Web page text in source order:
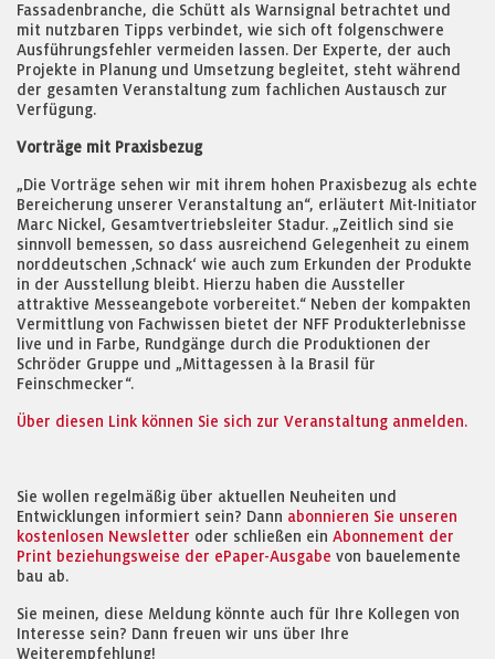
Fassadenbranche, die Schütt als Warnsignal betrachtet und
mit nutzbaren Tipps verbindet, wie sich oft folgenschwere
Ausführungsfehler vermeiden lassen. Der Experte, der auch
Projekte in Planung und Umsetzung begleitet, steht während
der gesamten Veranstaltung zum fachlichen Austausch zur
Verfügung.
Vorträge mit Praxisbezug
„Die Vorträge sehen wir mit ihrem hohen Praxisbezug als echte
Bereicherung unserer Veranstaltung an“, erläutert Mit-Initiator
Marc Nickel, Gesamtvertriebsleiter Stadur. „Zeitlich sind sie
sinnvoll bemessen, so dass ausreichend Gelegenheit zu einem
norddeutschen ‚Schnack‘ wie auch zum Erkunden der Produkte
in der Ausstellung bleibt. Hierzu haben die Aussteller
attraktive Messeangebote vorbereitet.“ Neben der kompakten
Vermittlung von Fachwissen bietet der NFF Produkterlebnisse
live und in Farbe, Rundgänge durch die Produktionen der
Schröder Gruppe und „Mittagessen à la Brasil für
Feinschmecker“.
Über diesen Link können Sie sich zur Veranstaltung anmelden.
Sie wollen regelmäßig über aktuellen Neuheiten und
Entwicklungen informiert sein? Dann abonnieren Sie unseren
kostenlosen Newsletter oder schließen ein Abonnement der
Print beziehungsweise der ePaper-Ausgabe von bauelemente
bau ab.
Sie meinen, diese Meldung könnte auch für Ihre Kollegen von
Interesse sein? Dann freuen wir uns über Ihre
Weiterempfehlung!